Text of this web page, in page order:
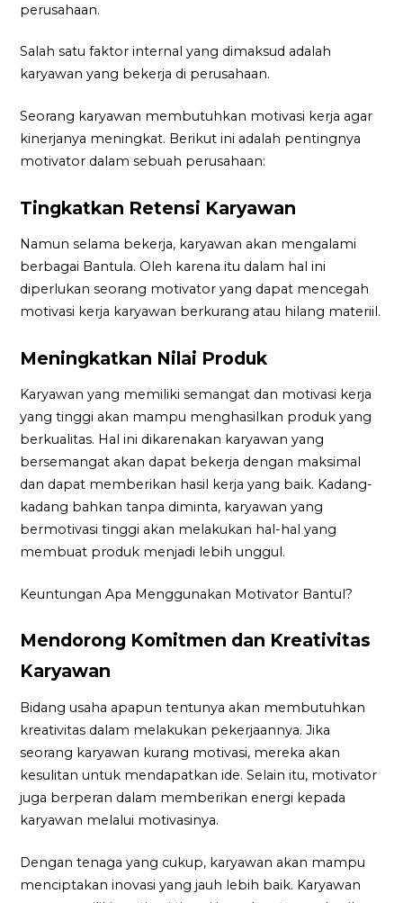
perusahaan.
Salah satu faktor internal yang dimaksud adalah
karyawan yang bekerja di perusahaan.
Seorang karyawan membutuhkan motivasi kerja agar
kinerjanya meningkat. Berikut ini adalah pentingnya
motivator dalam sebuah perusahaan:
Tingkatkan Retensi Karyawan
Namun selama bekerja, karyawan akan mengalami
berbagai Bantula. Oleh karena itu dalam hal ini
diperlukan seorang motivator yang dapat mencegah
motivasi kerja karyawan berkurang atau hilang materiil.
Meningkatkan Nilai Produk
Karyawan yang memiliki semangat dan motivasi kerja
yang tinggi akan mampu menghasilkan produk yang
berkualitas. Hal ini dikarenakan karyawan yang
bersemangat akan dapat bekerja dengan maksimal
dan dapat memberikan hasil kerja yang baik. Kadang-
kadang bahkan tanpa diminta, karyawan yang
bermotivasi tinggi akan melakukan hal-hal yang
membuat produk menjadi lebih unggul.
Keuntungan Apa Menggunakan Motivator Bantul?
Mendorong Komitmen dan Kreativitas
Karyawan
Bidang usaha apapun tentunya akan membutuhkan
kreativitas dalam melakukan pekerjaannya. Jika
seorang karyawan kurang motivasi, mereka akan
kesulitan untuk mendapatkan ide. Selain itu, motivator
juga berperan dalam memberikan energi kepada
karyawan melalui motivasinya.
Dengan tenaga yang cukup, karyawan akan mampu
menciptakan inovasi yang jauh lebih baik. Karyawan